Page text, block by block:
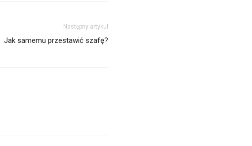
Następny artykuł
Jak samemu przestawić szafę?